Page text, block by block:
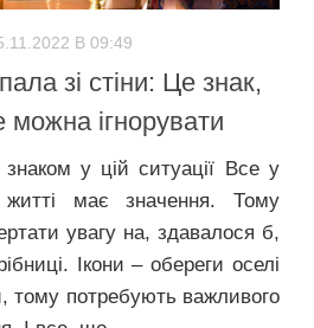
В 09:49
зі стіни: Це знак,
можна ігнорувати
у цій ситуації Все у
має значення. Тому
увагу на, здавалося б,
Ікони – обереги оселі
тому потребують важливого